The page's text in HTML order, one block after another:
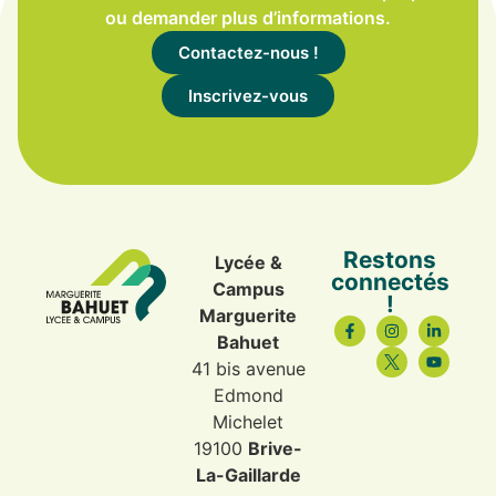
ou demander plus d’informations.
Contactez-nous !
Inscrivez-vous
Lycée &
Campus
Marguerite
Bahuet
41 bis avenue
Edmond
Michelet
19100 Brive-
La-Gaillarde
Restons
connectés
!